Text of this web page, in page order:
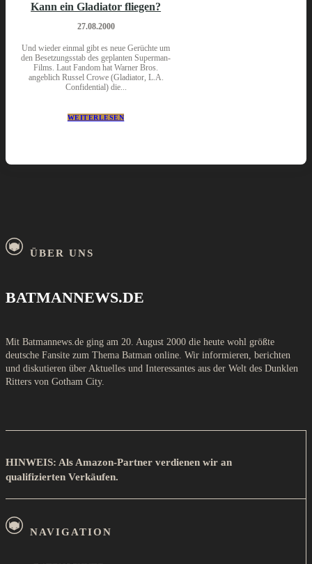
Kann ein Gladiator fliegen?
27.08.2000
Und wieder einmal gibt es neue Gerüchte um
den Besetzungsstab des geplanten Superman-
Films. Laut Fandom hat Warner Bros.
angeblich Russel Crowe (Gladiator, L.A.
Confidential) die...
WEITERLESEN
ÜBER UNS
BATMANNEWS.DE
Mit Batmannews.de ging am 20. August 2000 die heute wohl größte
deutsche Fansite zum Thema Batman online. Wir informieren, berichten
und diskutieren über Aktuelles und Interessantes aus der Welt des Dunklen
Ritters von Gotham City.
HINWEIS: Als Amazon-Partner verdienen wir an
qualifizierten Verkäufen.
NAVIGATION